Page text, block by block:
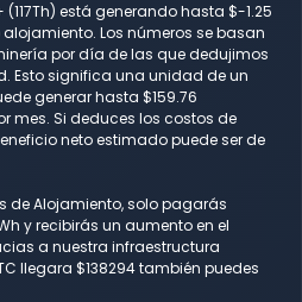
(117Th) está generando hasta $-1.25
Los números se basan
por día de las que dedujimos
Esto significa una unidad de un
generar hasta $159.76
mes. Si deduces los costos de
neto estimado puede ser de
de Alojamiento, solo pagarás
y recibirás un aumento en el
a nuestra infraestructura
llegara $138294 también puedes